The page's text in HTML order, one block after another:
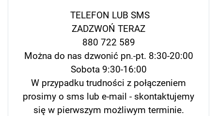
TELEFON LUB SMS
ZADZWOŃ TERAZ
880 722 589
Można do nas dzwonić pn.-pt. 8:30-20:00
Sobota 9:30-16:00
W przypadku trudności z połączeniem
prosimy o sms lub e-mail - skontaktujemy
się w pierwszym możliwym terminie.